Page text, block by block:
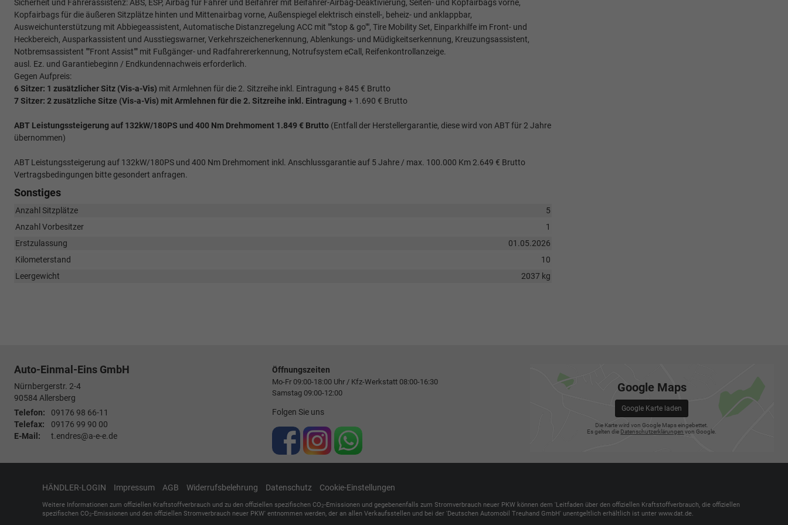
Sicherheit und Fahrerassistenz: ABS, ESP, Airbag für Fahrer und Beifahrer mit Beifahrer-Airbag-Deaktivierung, Seiten- und Kopfairbags vorne,
Kopfairbags für die äußeren Sitzplätze hinten und Mittenairbag vorne, Außenspiegel elektrisch einstell-, beheiz- und anklappbar,
Ausweichunterstützung mit Abbiegeassistent, Automatische Distanzregelung ACC mit ""stop & go"", Tire Mobility Set, Einparkhilfe im Front- und
Heckbereich, Ausparkassistent und Ausstiegswarner, Verkehrszeichenerkennung, Ablenkungs- und Müdigkeitserkennung, Kreuzungsassistent,
Notbremsassistent ""Front Assist"" mit Fußgänger- und Radfahrererkennung, Notrufsystem eCall, Reifenkontrollanzeige.
ausl. Ez. und Garantiebeginn / Endkundennachweis erforderlich.
Gegen Aufpreis:
6 Sitzer: 1 zusätzlicher Sitz (Vis-a-Vis) mit Armlehnen für die 2. Sitzreihe inkl. Eintragung + 845 € Brutto
7 Sitzer: 2 zusätzliche Sitze (Vis-a-Vis) mit Armlehnen für die 2. Sitzreihe inkl. Eintragung + 1.690 € Brutto
ABT Leistungssteigerung auf 132kW/180PS und 400 Nm Drehmoment 1.849 € Brutto (Entfall der Herstellergarantie, diese wird von ABT für 2 Jahre
übernommen)
ABT Leistungssteigerung auf 132kW/180PS und 400 Nm Drehmoment inkl. Anschlussgarantie auf 5 Jahre / max. 100.000 Km 2.649 € Brutto
Vertragsbedingungen bitte gesondert anfragen.
Sonstiges
Anzahl Sitzplätze
5
Anzahl Vorbesitzer
1
Erstzulassung
01.05.2026
Kilometerstand
10
Leergewicht
2037 kg
Auto-Einmal-Eins GmbH
Nürnbergerstr. 2-4
90584Allersberg
Telefon:
09176 98 66-11
Telefax:
09176 99 90 00
E-Mail:
t.endres@a-e-e.de
Öffnungszeiten
Mo-Fr 09:00-18:00 Uhr / Kfz-Werkstatt 08:00-16:30
Samstag 09:00-12:00
Folgen Sie uns
Google Maps
Google Karte laden
Die Karte wird von Google Maps eingebettet.
Es gelten die Datenschutzerklärungen von Google.
HÄNDLER-LOGIN Impressum AGB Widerrufsbelehrung Datenschutz Cookie-Einstellungen
Weitere Informationen zum offiziellen Kraftstoffverbrauch und zu den offiziellen spezifischen CO2-Emissionen und gegebenenfalls zum Stromverbrauch neuer PKW können dem 'Leitfaden über den offiziellen Kraftstoffverbrauch, die offiziellen
spezifischen CO2-Emissionen und den offiziellen Stromverbrauch neuer PKW' entnommen werden, der an allen Verkaufsstellen und bei der 'Deutschen Automobil Treuhand GmbH' unentgeltlich erhältlich ist unter www.dat.de.